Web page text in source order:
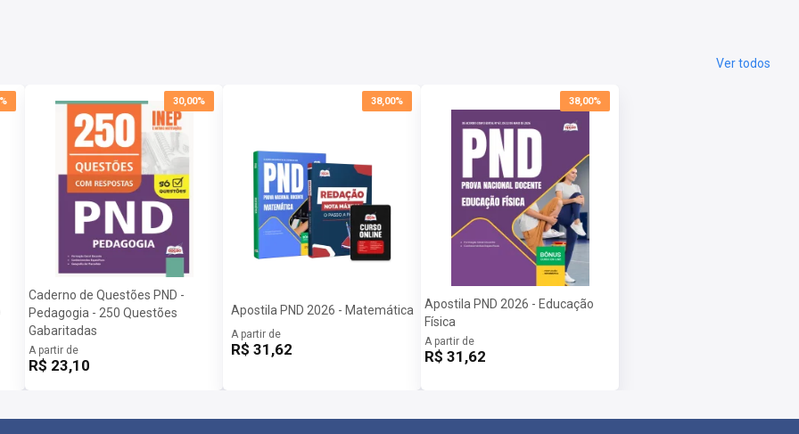
Ver todos
30,00%
Caderno de Questões PND -
Pedagogia - 250 Questões
Gabaritadas
A partir de
R$ 23,10
38,00%
Apostila PND 2026 - Matemática
A partir de
R$ 31,62
38,00%
Apostila PND 2026 - Educação
Física
A partir de
R$ 31,62